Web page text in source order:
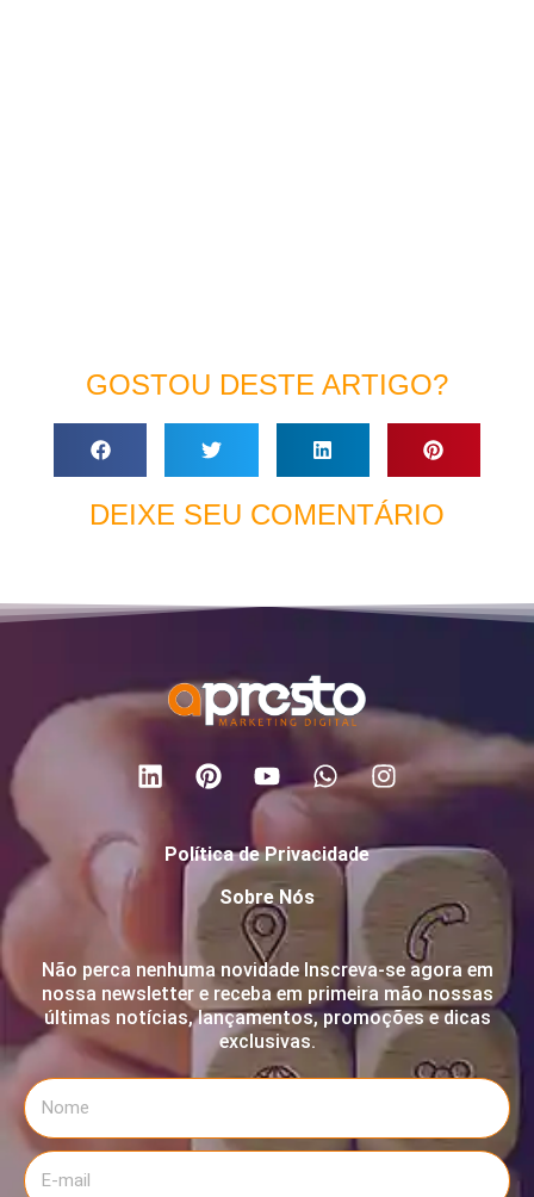
GOSTOU DESTE ARTIGO?
DEIXE SEU COMENTÁRIO
Política de Privacidade
Sobre Nós
Não perca nenhuma novidade Inscreva-se agora em
nossa newsletter e receba em primeira mão nossas
últimas notícias, lançamentos, promoções e dicas
exclusivas.